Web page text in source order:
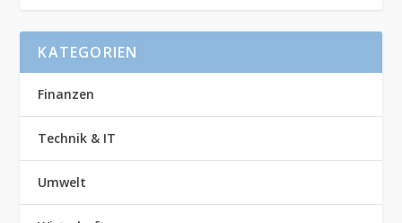
KATEGORIEN
Finanzen
Technik & IT
Umwelt